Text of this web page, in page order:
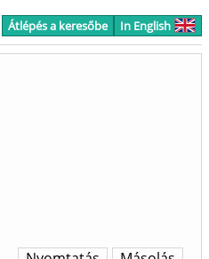
Átlépés a keresőbe In English